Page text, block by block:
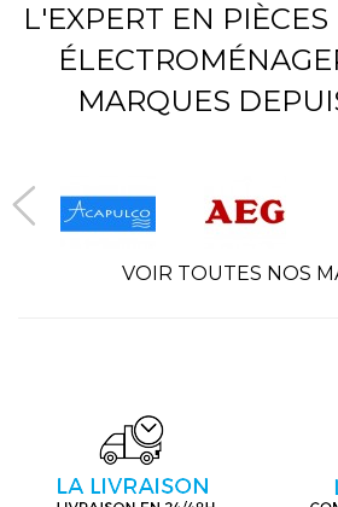
L'EXPERT EN
MARQUES
VOIR TOUTES NOS